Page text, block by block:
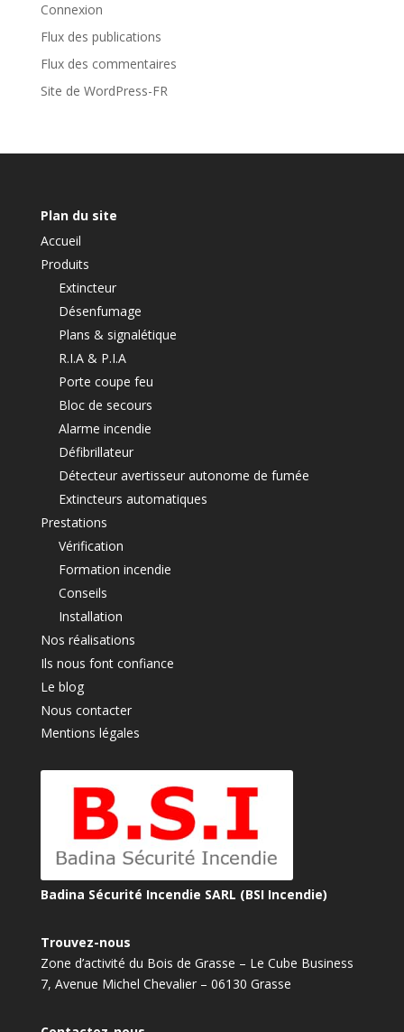
Connexion
Flux des publications
Flux des commentaires
Site de WordPress-FR
Plan du site
Accueil
Produits
Extincteur
Désenfumage
Plans & signalétique
R.I.A & P.I.A
Porte coupe feu
Bloc de secours
Alarme incendie
Défibrillateur
Détecteur avertisseur autonome de fumée
Extincteurs automatiques
Prestations
Vérification
Formation incendie
Conseils
Installation
Nos réalisations
Ils nous font confiance
Le blog
Nous contacter
Mentions légales
Badina Sécurité Incendie SARL (BSI Incendie)
Trouvez-nous
Zone d’activité du Bois de Grasse – Le Cube Business
7, Avenue Michel Chevalier – 06130 Grasse